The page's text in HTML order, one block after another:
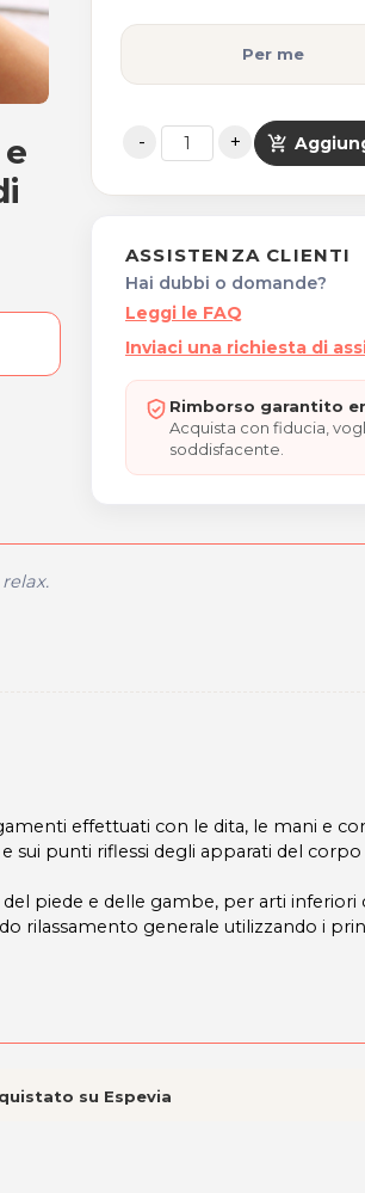
e piedi
Per me
shopping_cart_checkout
ASSISTENZA CLIENTI
Hai dubbi o domande?
Leggi le FAQ
Inviaci una richiesta di
Rimborso garantito
Acquista con fiducia,
soddisfacente.
effettuati con le dita, le mani e
sui punti riflessi degli apparati del corpo
piede e delle gambe, per arti inferiori
rilassamento generale utilizzando i
su Espevia